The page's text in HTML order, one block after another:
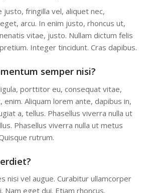
justo, fringilla vel, aliquet nec,
arcu. In enim justo, rhoncus ut,
vitae, justo. Nullam dictum felis
Integer tincidunt. Cras dapibus.
semper nisi?
porttitor eu, consequat vitae,
enim. Aliquam lorem ante, dapibus in,
a, tellus. Phasellus viverra nulla ut
Phasellus viverra nulla ut metus
rutrum.
nisi vel augue. Curabitur ullamcorper
Nam eget dui. Etiam rhoncus.